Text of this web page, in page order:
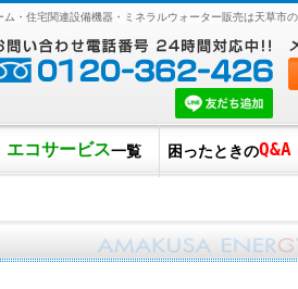
・住宅関連設備機器・ミネラルウォーター販売は天草市
エコサービス一覧 困ったときのQ&A